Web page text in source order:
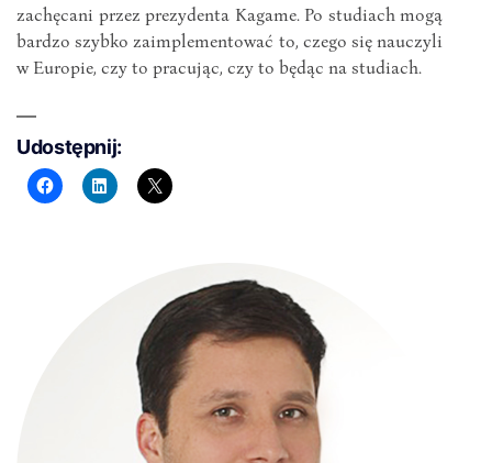
zachęcani przez prezydenta Kagame. Po studiach mogą
bardzo szybko zaimplementować to, czego się nauczyli
w Europie, czy to pracując, czy to będąc na studiach.
Udostępnij: